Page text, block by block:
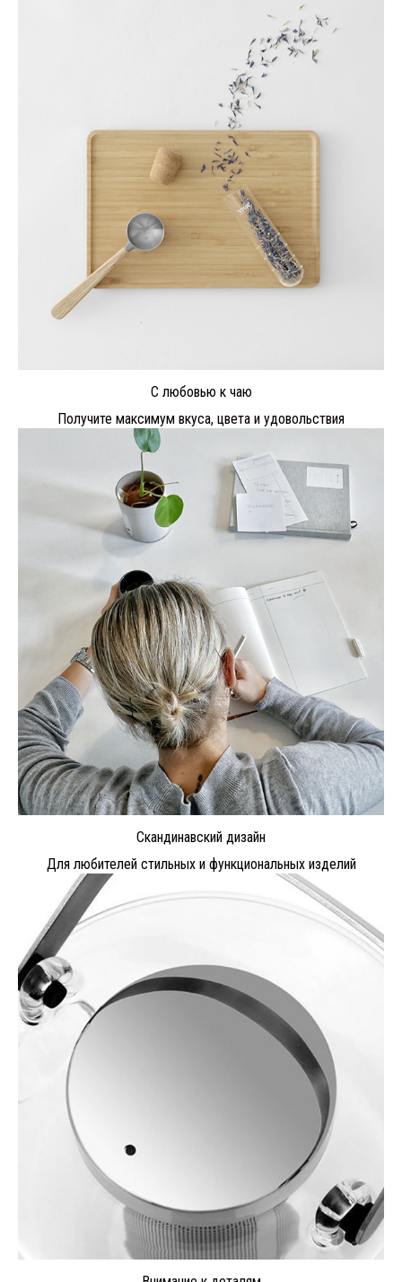
С любовью к чаю
Получите максимум вкуса, цвета и удовольствия
Скандинавский дизайн
Для любителей стильных и функциональных изделий